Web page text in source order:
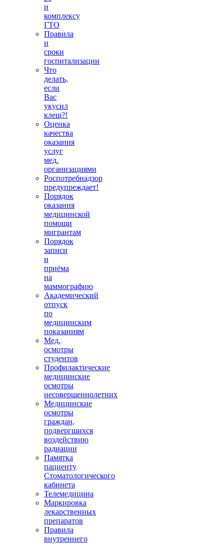
и
комплексу
ГТО
Правила
и
сроки
госпитализации
Что
делать,
если
Вас
укусил
клещ?!
Оценка
качества
оказания
услуг
мед.
организациями
Роспотребнадзор
предупреждает!
Порядок
оказания
медицинской
помощи
мигрантам
Порядок
записи
и
приёма
на
маммографию
Академический
отпуск
по
медицинским
показаниям
Мед.
осмотры
студентов
Профилактические
медицинские
осмотры
несовершеннолетних
Медицинские
осмотры
граждан,
подвергшихся
воздействию
радиации
Памятка
пациенту
Стоматологического
кабинета
Телемедицина
Маркировка
лекарственных
препаратов
Правила
внутреннего